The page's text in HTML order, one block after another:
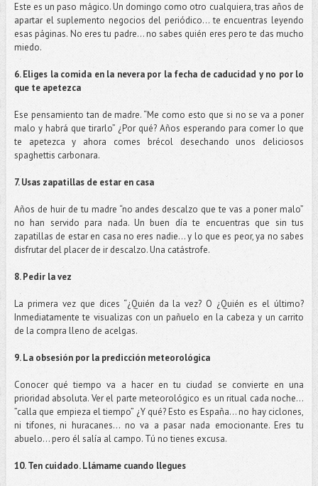
Este es un paso mágico. Un domingo como otro cualquiera, tras años de
apartar el suplemento negocios del periódico… te encuentras leyendo
esas páginas. No eres tu padre… no sabes quién eres pero te das mucho
miedo.
6. Eliges la comida en la nevera por la fecha de caducidad y no por lo
que te apetezca
Ese pensamiento tan de madre. “Me como esto que si no se va a poner
malo y habrá que tirarlo” ¿Por qué? Años esperando para comer lo que
te apetezca y ahora comes brécol desechando unos deliciosos
spaghettis carbonara.
7. Usas zapatillas de estar en casa
Años de huir de tu madre “no andes descalzo que te vas a poner malo”
no han servido para nada. Un buen día te encuentras que sin tus
zapatillas de estar en casa no eres nadie… y lo que es peor, ya no sabes
disfrutar del placer de ir descalzo. Una catástrofe.
8. Pedir la vez
La primera vez que dices “¿Quién da la vez? O ¿Quién es el último?
Inmediatamente te visualizas con un pañuelo en la cabeza y un carrito
de la compra lleno de acelgas.
9. La obsesión por la predicción meteorológica
Conocer qué tiempo va a hacer en tu ciudad se convierte en una
prioridad absoluta. Ver el parte meteorológico es un ritual cada noche…
”calla que empieza el tiempo” ¿Y qué? Esto es España… no hay ciclones,
ni tifones, ni huracanes… no va a pasar nada emocionante. Eres tu
abuelo… pero él salía al campo. Tú no tienes excusa.
10. Ten cuidado. Llámame cuando llegues